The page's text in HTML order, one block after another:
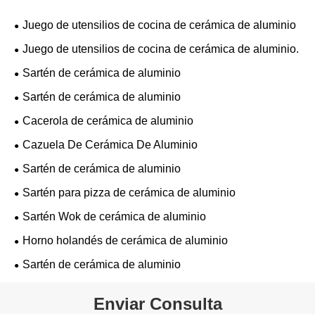
Juego de utensilios de cocina de cerámica de aluminio
Juego de utensilios de cocina de cerámica de aluminio.
Sartén de cerámica de aluminio
Sartén de cerámica de aluminio
Cacerola de cerámica de aluminio
Cazuela De Cerámica De Aluminio
Sartén de cerámica de aluminio
Sartén para pizza de cerámica de aluminio
Sartén Wok de cerámica de aluminio
Horno holandés de cerámica de aluminio
Sartén de cerámica de aluminio
Enviar Consulta